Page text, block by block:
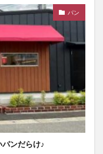
パン
ンだらけ♪